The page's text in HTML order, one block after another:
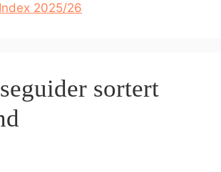
2025/26
sortert